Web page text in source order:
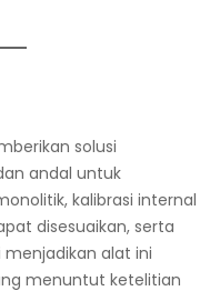
solusi
andal untuk
kalibrasi internal
disesuaikan, serta
alat ini
menuntut ketelitian